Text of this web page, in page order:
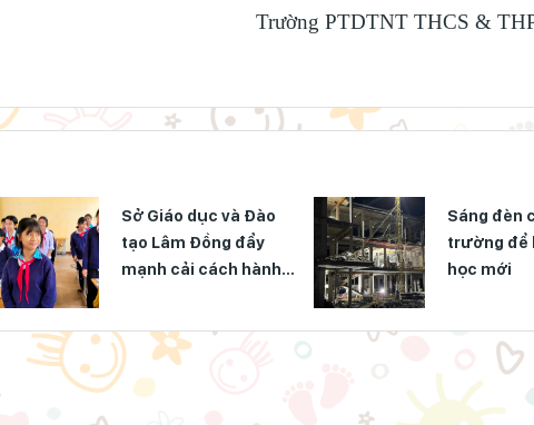
Trường PTDTNT THCS &
Sở Giáo dục và Đào
tạo Lâm Đồng đẩy
mạnh cải cách hành
Sáng đèn
trường để
học mới